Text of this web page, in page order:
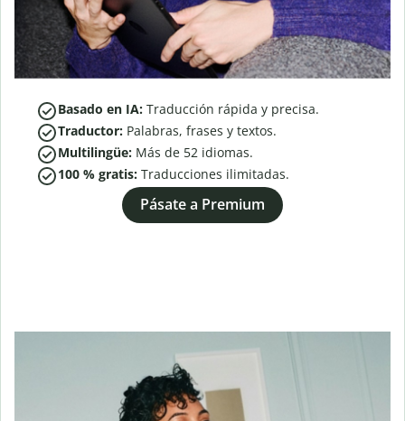
Basado en IA: Traducción rápida y precisa.
Traductor: Palabras, frases y textos.
Multilingüe: Más de 52 idiomas.
100 % gratis: Traducciones ilimitadas.
Pásate a Premium